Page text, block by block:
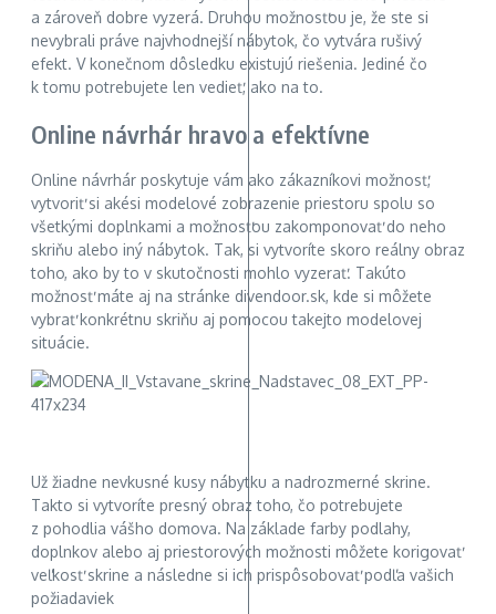
a zároveň dobre vyzerá. Druhou možnosťou je, že ste si
nevybrali práve najvhodnejší nábytok, čo vytvára rušivý
efekt. V konečnom dôsledku existujú riešenia. Jediné čo
k tomu potrebujete len vedieť, ako na to.
Online návrhár hravo a efektívne
Online návrhár poskytuje vám ako zákazníkovi možnosť,
vytvoriť si akési modelové zobrazenie priestoru spolu so
všetkými doplnkami a možnosťou zakomponovať do neho
skriňu alebo iný nábytok. Tak, si vytvoríte skoro reálny obraz
toho, ako by to v skutočnosti mohlo vyzerať. Takúto
možnosť máte aj na stránke divendoor.sk, kde si môžete
vybrať konkrétnu skriňu aj pomocou takejto modelovej
situácie.
Už žiadne nevkusné kusy nábytku a nadrozmerné skrine.
Takto si vytvoríte presný obraz toho, čo potrebujete
z pohodlia vášho domova. Na základe farby podlahy,
doplnkov alebo aj priestorových možnosti môžete korigovať
veľkosť skrine a následne si ich prispôsobovať podľa vašich
požiadaviek